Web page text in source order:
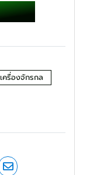
ครื่องจักรกล